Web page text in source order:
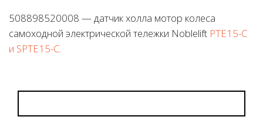
508898520008 — датчик холла мотор колеса
самоходной электрической тележки Noblelift PTE15-C
и SPTE15-C.